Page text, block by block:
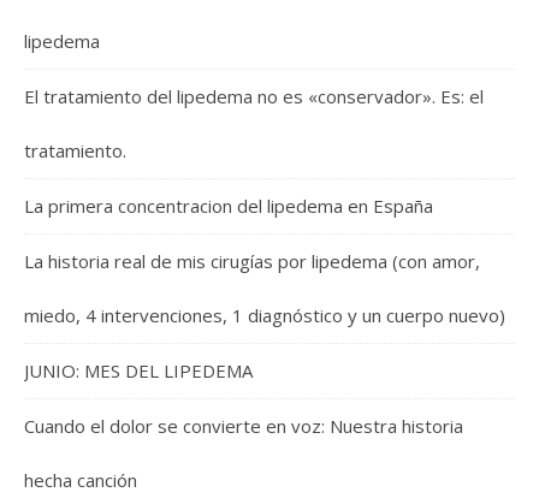
lipedema
El tratamiento del lipedema no es «conservador». Es: el
tratamiento.
La primera concentracion del lipedema en España
La historia real de mis cirugías por lipedema (con amor,
miedo, 4 intervenciones, 1 diagnóstico y un cuerpo nuevo)
JUNIO: MES DEL LIPEDEMA
Cuando el dolor se convierte en voz: Nuestra historia
hecha canción